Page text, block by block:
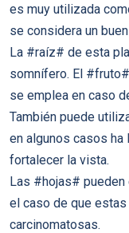
es muy utilizada
se considera un
La #raíz# de esta
somnífero. El
se emplea en caso
También puede
en algunos casos
fortalecer la vista.
Las #hojas# pueden
el caso de que
carcinomatosas.